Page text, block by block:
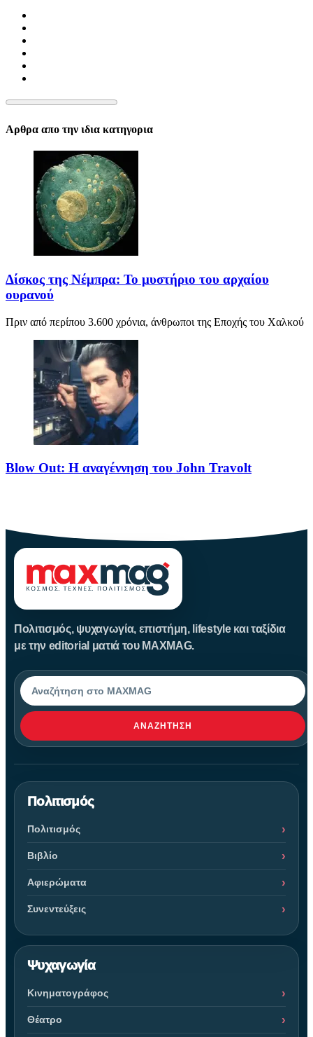
Αρθρα απο την ιδια κατηγορια
Δίσκος της Νέμπρα: Το μυστήριο του αρχαίου
ουρανού
Πριν από περίπου 3.600 χρόνια, άνθρωποι της Εποχής του Χαλκού
Blow Out: Η αναγέννηση του John Travolt
Πολιτισμός, ψυχαγωγία, επιστήμη, lifestyle και ταξίδια
με την editorial ματιά του MAXMAG.
Αναζήτηση
ΑΝΑΖΉΤΗΣΗ
Πολιτισμός
Πολιτισμός
Βιβλίο
Αφιερώματα
Συνεντεύξεις
Ψυχαγωγία
Κινηματογράφος
Θέατρο